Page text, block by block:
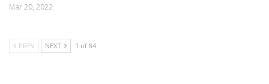
Mar 20, 2022
PREV NEXT 1 of 84